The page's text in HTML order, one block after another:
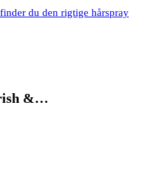
du den rigtige hårspray
&…